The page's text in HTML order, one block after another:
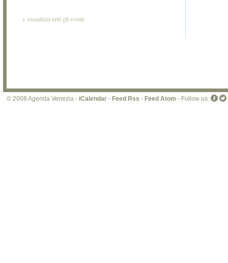
> visualizza tutti gli eventi
© 2008 Agenda Venezia - iCalendar - Feed Rss - Feed Atom - Follow us: